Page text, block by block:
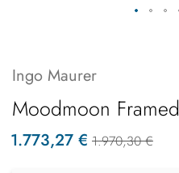
Ingo Maurer
Moodmoon Framed
1.773,27 € 1.970,30 €